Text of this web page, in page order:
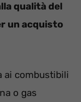
qualità del
un acquisto
ai combustibili
o gas